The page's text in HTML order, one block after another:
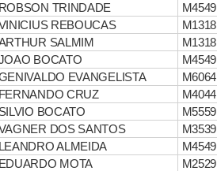
ROBSON TRINDADE M4549
REBOUCAS M1318
SALMIM M1318
BOCATO M4549
EVANGELISTA M6064
FERNANDO CRUZ M4044
SILVIO BOCATO M5559
DOS SANTOS M3539
LEANDRO ALMEIDA M4549
EDUARDO MOTA M2529